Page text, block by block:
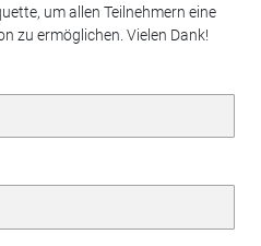
um allen Teilnehmern eine
zu ermöglichen. Vielen Dank!